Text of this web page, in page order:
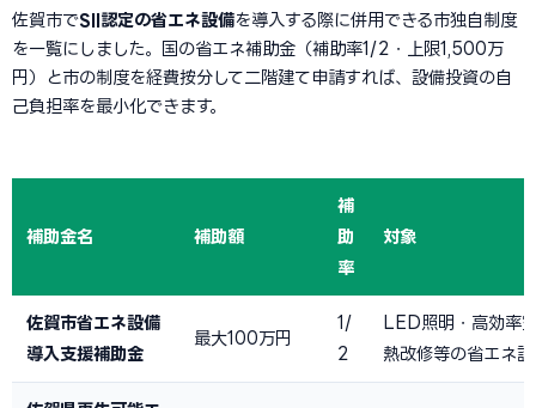
佐賀市でSII認定の省エネ設備を導入する際に併用できる市独自制度
を一覧にしました。国の省エネ補助金（補助率1/2・上限1,500万
円）と市の制度を経費按分して二階建て申請すれば、設備投資の自
己負担率を最小化できます。
補助金名 補助額
補
助
率
対象
佐賀市省エネ設備
導入支援補助金
最大100万円
1/
2
LED照明・高効率
熱改修等の省エネ